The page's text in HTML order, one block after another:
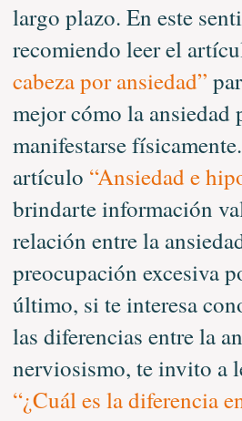
largo plazo. En este
recomiendo leer el
cabeza por ansiedad”
mejor cómo la ansiedad
manifestarse
artículo “Ansiedad e
brindarte información
relación entre la
preocupación excesiva
último, si te interesa
las diferencias entre la
nerviosismo, te invito a
“¿Cuál es la diferencia